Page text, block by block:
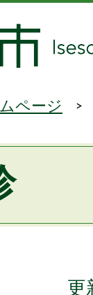
ページ
更